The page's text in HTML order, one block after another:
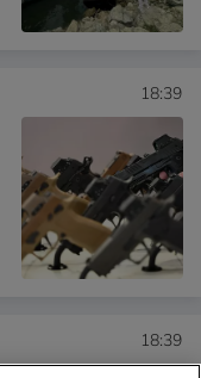
18:39
18:39